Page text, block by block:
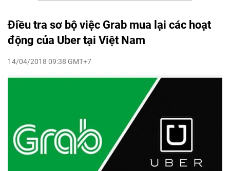
Điều tra sơ bộ việc Grab mua lại các hoạt
động của Uber tại Việt Nam
14/04/2018 09:38 GMT+7